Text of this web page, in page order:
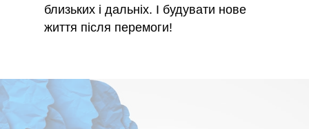
близьких і дальніх. І будувати нове
життя після перемоги!